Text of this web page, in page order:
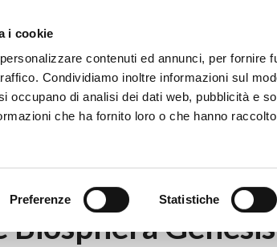
i cookie
contenuti ed annunci, per fornire
Condividiamo inoltre informazioni sul
occupano di analisi dei dati web, pubblicità e
che ha fornito loro o che hanno
Preferenze Statistiche